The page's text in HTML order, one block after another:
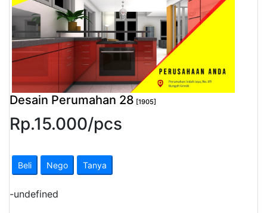
Pembayaran
Pendapatan
Fee
Ganti
Password
Logout
Desain Perumahan 28 [1905]
Rp.15.000/pcs
Beli Nego Tanya
-undefined